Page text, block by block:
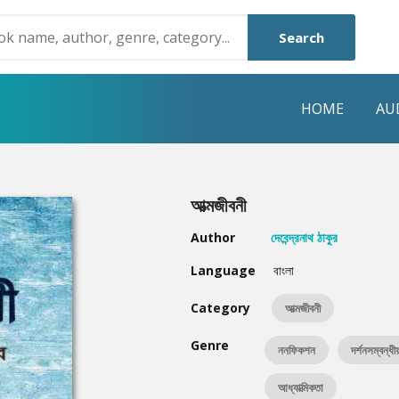
Search
HOME
Humayun Ahmed
Mouri Morium
Hot & New
Featured
আত্মজীবনী
Author
দেবেন্দ্রনাথ ঠাকুর
Language
বাংলা
Category আত্মজীবনী
Genre ননফিকশন
আধ্যাত্মিকতা